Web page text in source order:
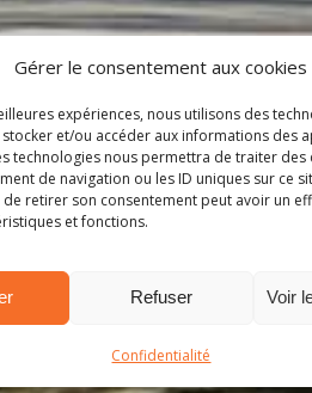
Gérer le consentement aux cookies
expériences, nous utilisons des
et/ou accéder aux informations des
technologies nous permettra de traiter des
de navigation ou les ID uniques sur ce
retirer son consentement peut avoir un
et fonctions.
Refuser Voir
Confidentialité